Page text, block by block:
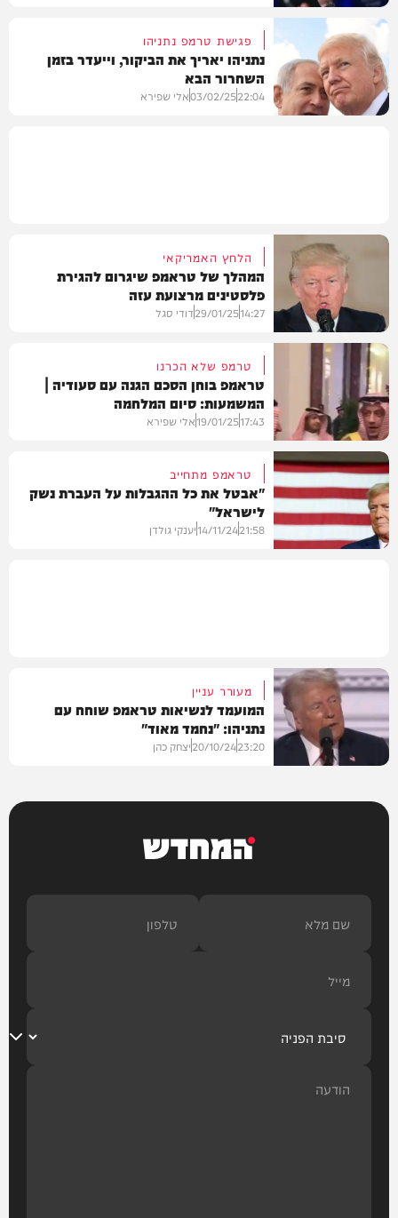
בעולם
פגישת טרמפ נתניהו
נתניהו יאריך את הביקור, וייעדר בזמן
השחרור הבא
22:04
03/02/25אלי שפירא
חדשות
הלחץ האמריקאי
המהלך של טראמפ שיגרום להגירת
פלסטינים מרצועת עזה
14:27
29/01/25דודי סגל
בעולם
טרמפ שלא הכרנו
טראמפ בוחן הסכם הגנה עם סעודיה |
המשמעות: סיום המלחמה
17:43
19/01/25אלי שפירא
טראמפ מתחייב
"אבטל את כל ההגבלות על העברת נשק
לישראל"
21:58
14/11/24יענקי גולדן
מעורר עניין
המועמד לנשיאות טראמפ שוחח עם
נתניהו: "נחמד מאוד"
23:20
20/10/24יצחק כהן
המחדש